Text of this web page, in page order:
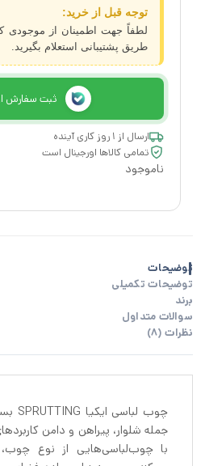
توجه قبل از خرید:
لطفاً جهت اطمینان از موجودی
طریق پشتیبانی استعلام بگیرید.
ثبت سفارش
ارسال از ۱ روز کاری آینده
تمامی کالاها اورجینال است
ناموجود
توضیحات
توضیحات تکمیلی
برند
سوالات متداول
نظرات (8)
جمله شلوار، پیراهن و دامن
با چوب‌لباسی‌هایی از نوع